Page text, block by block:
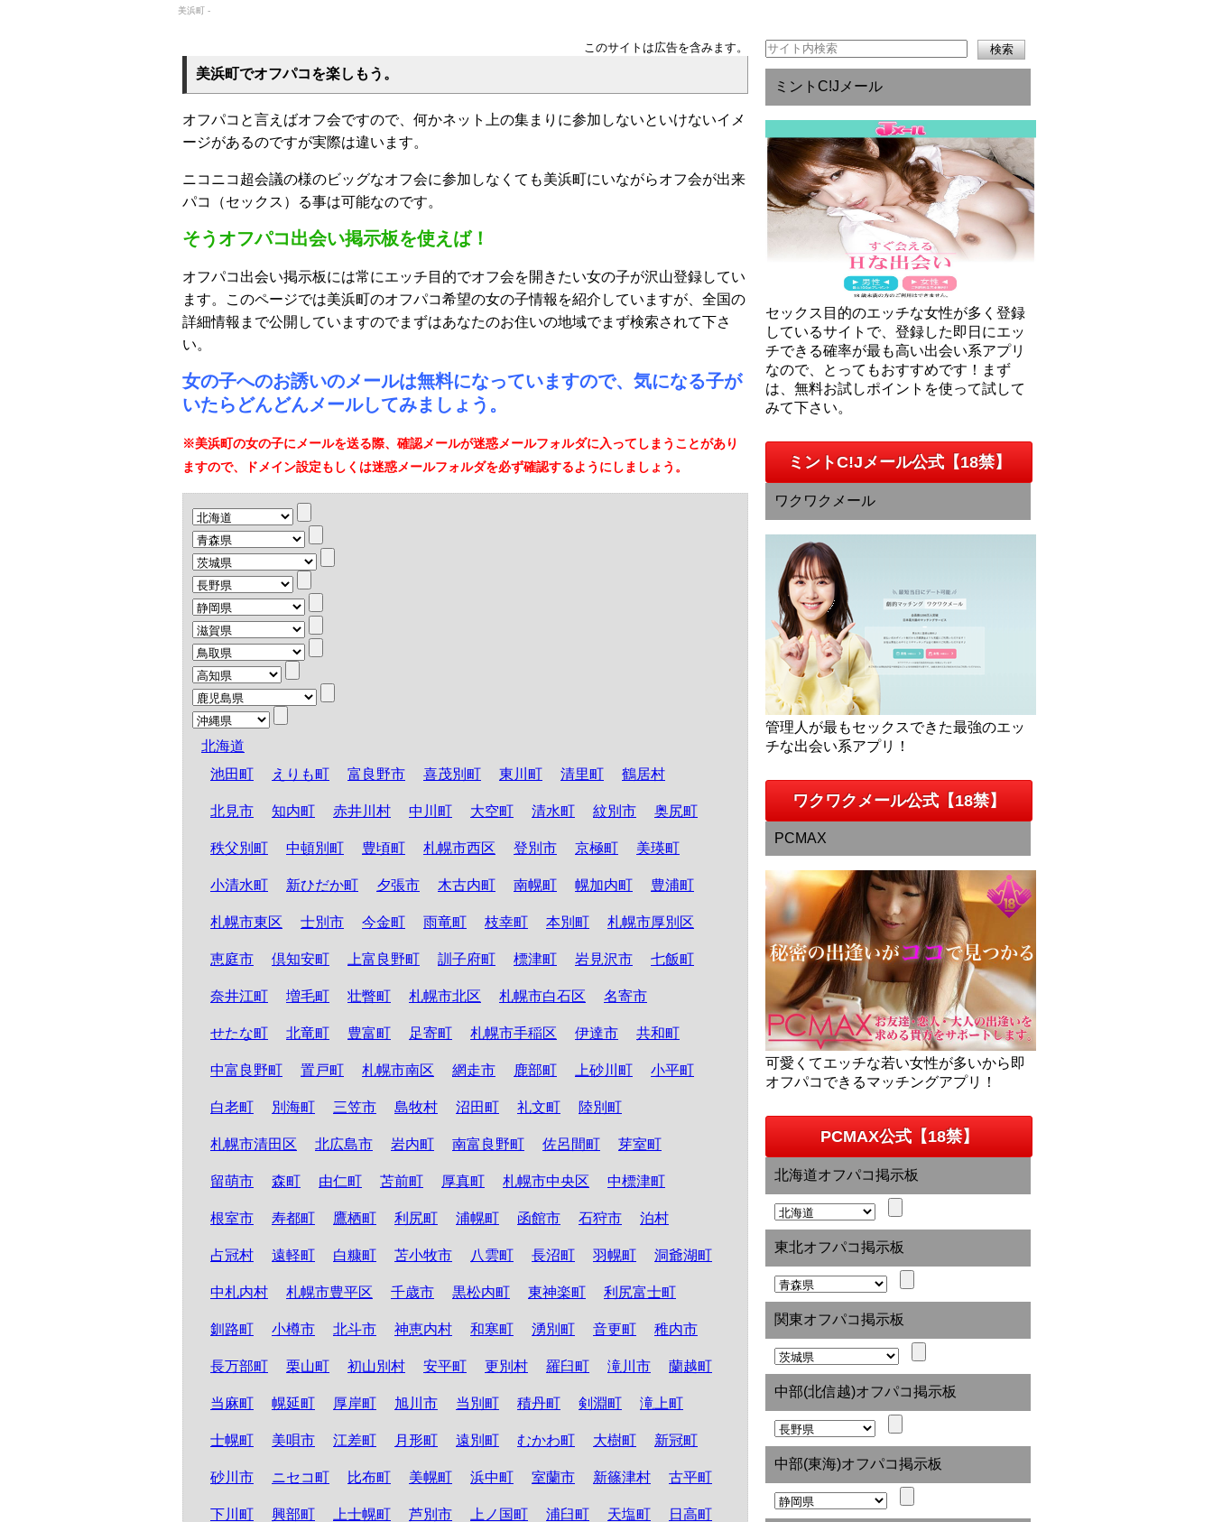
美浜町 -
このサイトは広告を含みます。
美浜町でオフパコを楽しもう。
オフパコと言えばオフ会ですので、何かネット上の集まりに参加しないといけないイメ
ージがあるのですが実際は違います。
ニコニコ超会議の様のビッグなオフ会に参加しなくても美浜町にいながらオフ会が出来
パコ（セックス）る事は可能なのです。
そうオフパコ出会い掲示板を使えば！
オフパコ出会い掲示板には常にエッチ目的でオフ会を開きたい女の子が沢山登録してい
ます。このページでは美浜町のオフパコ希望の女の子情報を紹介していますが、全国の
詳細情報まで公開していますのでまずはあなたのお住いの地域でまず検索されて下さ
い。
女の子へのお誘いのメールは無料になっていますので、気になる子が
いたらどんどんメールしてみましょう。
※美浜町の女の子にメールを送る際、確認メールが迷惑メールフォルダに入ってしまうことがあり
ますので、ドメイン設定もしくは迷惑メールフォルダを必ず確認するようにしましょう。
北海道
池田町
えりも町 富良野市 喜茂別町 東川町 清里町 鶴居村
北見市 知内町 赤井川村 中川町 大空町 清水町 紋別市 奥尻町
秩父別町 中頓別町 豊頃町 札幌市西区 登別市 京極町 美瑛町
小清水町 新ひだか町 夕張市 木古内町 南幌町 幌加内町 豊浦町
札幌市東区 士別市 今金町 雨竜町 枝幸町 本別町 札幌市厚別区
恵庭市 倶知安町 上富良野町 訓子府町 標津町 岩見沢市 七飯町
奈井江町 増毛町 壮瞥町 札幌市北区 札幌市白石区 名寄市
せたな町 北竜町 豊富町 足寄町 札幌市手稲区 伊達市 共和町
中富良野町 置戸町 札幌市南区 網走市 鹿部町 上砂川町 小平町
白老町 別海町 三笠市 島牧村 沼田町 礼文町 陸別町
札幌市清田区 北広島市 岩内町 南富良野町 佐呂間町 芽室町
留萌市 森町 由仁町 苫前町 厚真町 札幌市中央区 中標津町
根室市 寿都町 鷹栖町 利尻町 浦幌町 函館市 石狩市 泊村
占冠村 遠軽町 白糠町 苫小牧市 八雲町 長沼町 羽幌町 洞爺湖町
中札内村 札幌市豊平区 千歳市 黒松内町 東神楽町 利尻富士町
釧路町 小樽市 北斗市 神恵内村 和寒町 湧別町 音更町 稚内市
長万部町 栗山町 初山別村 安平町 更別村 羅臼町 滝川市 蘭越町
当麻町 幌延町 厚岸町 旭川市 当別町 積丹町 剣淵町 滝上町
士幌町 美唄市 江差町 月形町 遠別町 むかわ町 大樹町 新冠町
砂川市 ニセコ町 比布町 美幌町 浜中町 室蘭市 新篠津村 古平町
下川町 興部町 上士幌町 芦別市 上ノ国町 浦臼町 天塩町 日高町
ミントC!Jメール
セックス目的のエッチな女性が多く登録
しているサイトで、登録した即日にエッ
チできる確率が最も高い出会い系アプリ
なので、とってもおすすめです！まず
は、無料お試しポイントを使って試して
みて下さい。
ミントC!Jメール公式【18禁】
ワクワクメール
管理人が最もセックスできた最強のエッ
チな出会い系アプリ！
ワクワクメール公式【18禁】
PCMAX
可愛くてエッチな若い女性が多いから即
オフパコできるマッチングアプリ！
PCMAX公式【18禁】
北海道オフパコ掲示板
東北オフパコ掲示板
関東オフパコ掲示板
中部(北信越)オフパコ掲示板
中部(東海)オフパコ掲示板